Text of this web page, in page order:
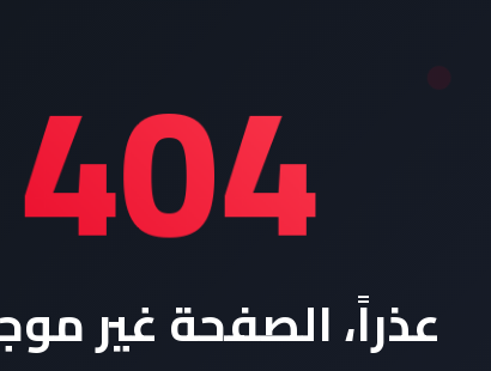
404
عذراً، الصفحة غير